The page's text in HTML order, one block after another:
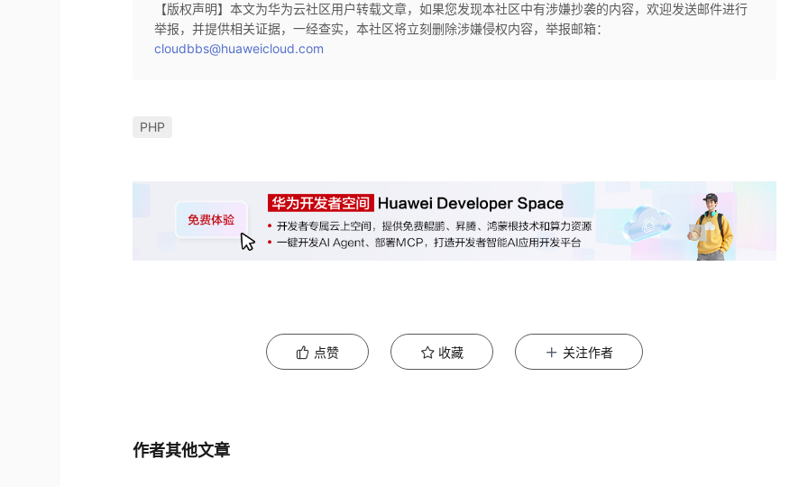
【版权声明】本文为华为云社区用户转载文章，如果您发现本社区中有涉嫌抄袭的内容，欢迎发送邮件进行
举报，并提供相关证据，一经查实，本社区将立刻删除涉嫌侵权内容，举报邮箱：
cloudbbs@huaweicloud.com
PHP
点赞 收藏 关注作者
作者其他文章